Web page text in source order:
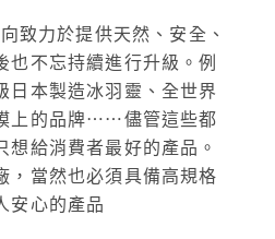
致力於提供天然、安全、
也不忘持續進行升級。例
日本製造冰羽靈、全世界
上的品牌⋯⋯儘管這些都
想給消費者最好的產品。
，當然也必須具備高規格
安心的產品